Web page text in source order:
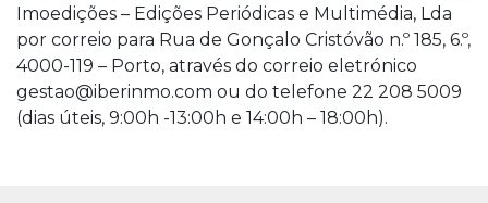
Imoedições – Edições Periódicas e Multimédia, Lda
por correio para Rua de Gonçalo Cristóvão n.º 185, 6.º,
4000-119 – Porto, através do correio eletrónico
gestao@iberinmo.com ou do telefone 22 208 5009
(dias úteis, 9:00h -13:00h e 14:00h – 18:00h).